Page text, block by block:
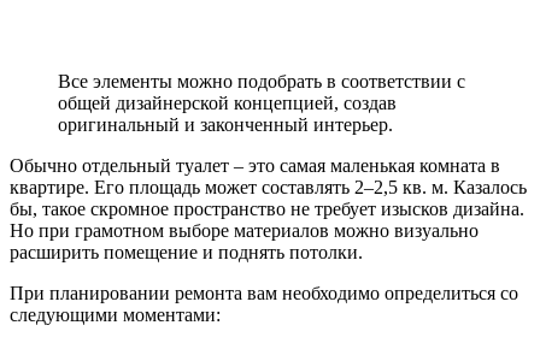
Все элементы можно подобрать в соответствии с
общей дизайнерской концепцией, создав
оригинальный и законченный интерьер.
Обычно отдельный туалет – это самая маленькая комната в
квартире. Его площадь может составлять 2–2,5 кв. м. Казалось
бы, такое скромное пространство не требует изысков дизайна.
Но при грамотном выборе материалов можно визуально
расширить помещение и поднять потолки.
При планировании ремонта вам необходимо определиться со
следующими моментами: